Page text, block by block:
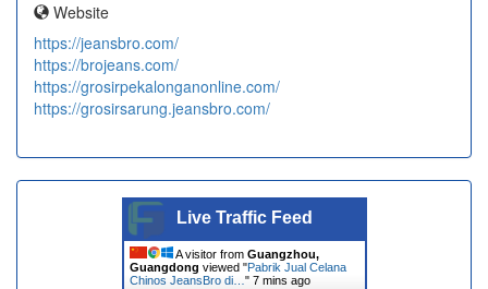
Website
https://jeansbro.com/
https://brojeans.com/
https://grosirpekalonganonline.com/
https://grosirsarung.jeansbro.com/
Live Traffic Feed
A visitor from Guangzhou,
Guangdong viewed "Pabrik Jual Celana
Chinos JeansBro di… " 7 mins ago